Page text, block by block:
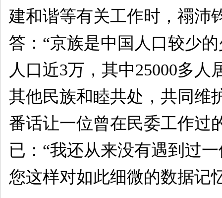
建和谐等有关工作时，禤沛
答：“京族是中国人口较少
人口近3万，其中25000多人
其他民族和睦共处，共同
番话让一位曾在民委工作过
已：“我还从来没有遇到过
您这样对如此细微的数据记